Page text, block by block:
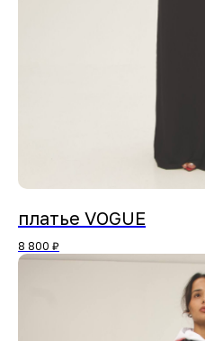
платье VOGUE
8 800 ₽